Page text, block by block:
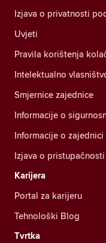
Izjava o privatnosti
Uvjeti
Pravila korištenja
Intelektualno
Smjernice zajednice
Informacije o
Informacije o zajednici
Izjava o pristupačnosti
Karijera
Portal za karijeru
Tehnološki Blog
Tvrtka